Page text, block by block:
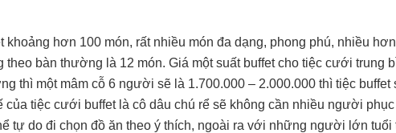
hơn 100 món, rất nhiều món đa dạng, phong phú, nhiều
bàn thường là 12 món. Giá một suất buffet cho tiệc cưới trung
thì một mâm cỗ 6 người sẽ là 1.700.000 – 2.000.000 thì tiệc buffet
của tiệc cưới buffet là cô dâu chú rể sẽ không cần nhiều người
tự do đi chọn đồ ăn theo ý thích, ngoài ra với những người lớn tuổi